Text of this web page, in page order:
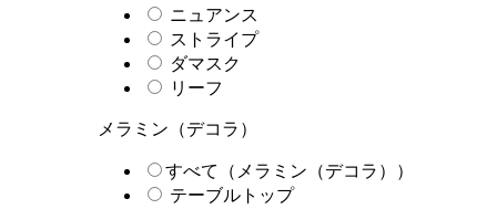
ニュアンス
ストライプ
ダマスク
リーフ
メラミン（デコラ）
すべて（メラミン（デコラ））
テーブルトップ